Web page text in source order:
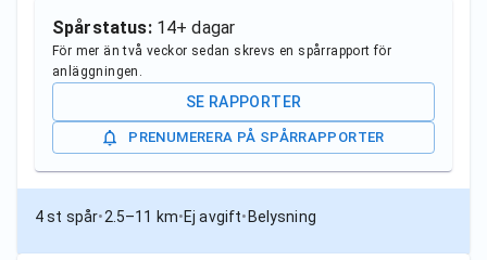
Spårstatus: 14+ dagar
För mer än två veckor sedan skrevs en spårrapport för
anläggningen.
SE RAPPORTER
PRENUMERERA PÅ SPÅRRAPPORTER
4 st spår•2.5–11 km•Ej avgift• Belysning